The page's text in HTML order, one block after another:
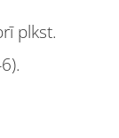
plkst.